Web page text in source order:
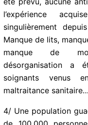
3/ Un CHU débordé.
n’a été prévu,
malgré l’expérience
singulièrement
Manque de lits,
d’oxygène, manque
désorganisation a
maltraitance